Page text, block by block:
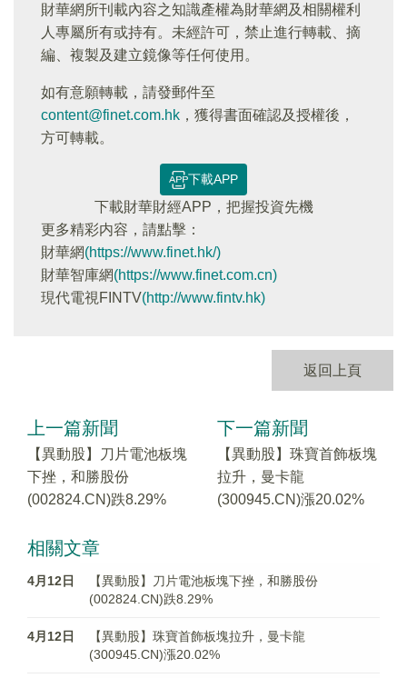
財華網所刊載內容之知識產權為財華網及相關權利
人專屬所有或持有。未經許可，禁止進行轉載、摘
編、複製及建立鏡像等任何使用。
如有意願轉載，請發郵件至
content@finet.com.hk ，獲得書面確認及授權後，
方可轉載。
下載APP
下載財華財經APP，把握投資先機
更多精彩内容，請點擊：
財華網(https://www.finet.hk/)
財華智庫網(https://www.finet.com.cn)
現代電視FINTV(http://www.fintv.hk)
返回上頁
上一篇新聞
【異動股】刀片電池板塊
下挫，和勝股份
(002824.CN)跌8.29%
下一篇新聞
【異動股】珠寶首飾板塊
拉升，曼卡龍
(300945.CN)漲20.02%
相關文章
4月12日
【異動股】刀片電池板塊下挫，和勝股份
(002824.CN)跌8.29%
4月12日
【異動股】珠寶首飾板塊拉升，曼卡龍
(300945.CN)漲20.02%